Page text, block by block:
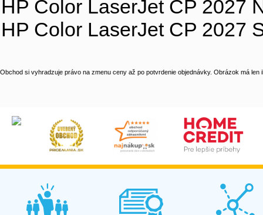
HP Color LaserJet CP 2027
HP Color LaserJet CP 2027
Obchod si vyhradzuje právo na zmenu ceny až po potvrdenie objednávky. Obrázok má len